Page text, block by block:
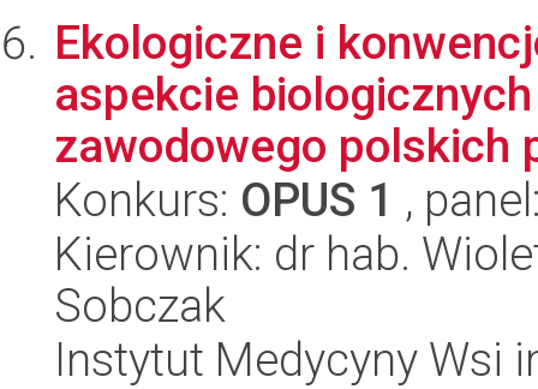
Ekologiczne i
aspekcie
zawodowego polskich
Konkurs: OPUS 1 ,
Kierownik: dr hab.
Sobczak
Instytut Medycyny Wsi